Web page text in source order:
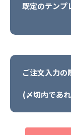
既定のテンプ
ご注文入力の
(〆切内であ